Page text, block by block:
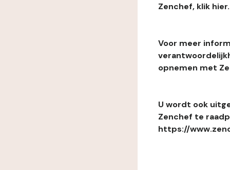
Zenchef, klik hier.
Voor meer
opnemen met
U wordt ook
Zenchef te
https://